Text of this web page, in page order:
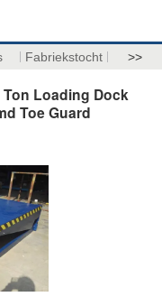
Fabriekstocht >>
Loading Dock
Toe Guard